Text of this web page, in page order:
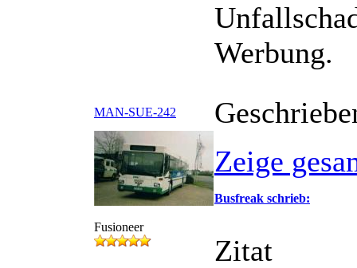
Werbung.
MAN-SUE-242
Fusioneer
Zeige
Busfreak schrieb:
Zitat